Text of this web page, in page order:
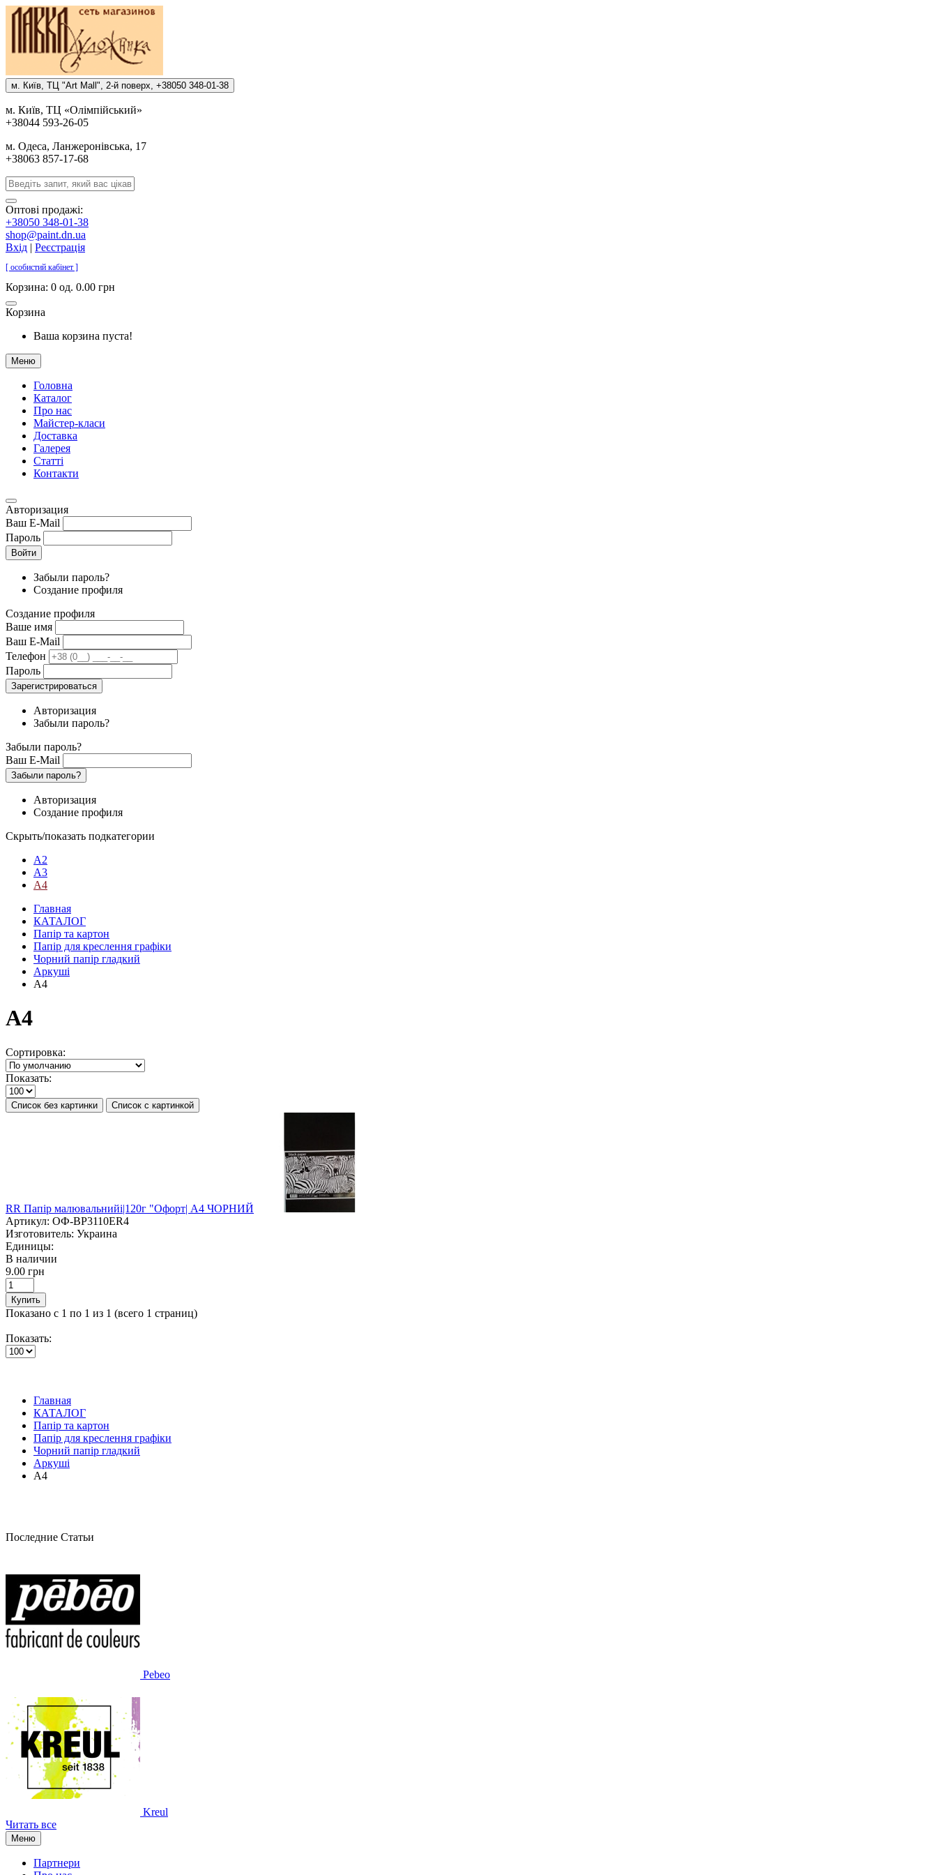
м. Киïв, ТЦ "Art Mall", 2-й поверх, +38050 348-01-38
м. Киïв, ТЦ «Олiмпiйський»
+38044 593-26-05
м. Одеса, Ланжеронiвська, 17
+38063 857-17-68
Оптові продажі:
+38050 348-01-38
shop@paint.dn.ua
Вхід | Реєстрація
[ особистий кабінет ]
Корзина: 0 од. 0.00 грн
Корзина
Ваша корзина пуста!
Меню
Головна
Каталог
Про нас
Майстер-класи
Доставка
Галерея
Статтi
Контакти
Авторизация
Ваш E-Mail
Пароль
Войти
Забыли пароль?
Создание профиля
Создание профиля
Ваше имя
Ваш E-Mail
Телефон
Пароль
Зарегистрироваться
Авторизация
Забыли пароль?
Забыли пароль?
Ваш E-Mail
Забыли пароль?
Авторизация
Создание профиля
Скрыть/показать подкатегории
А2
А3
А4
Главная
КАТАЛОГ
Папір та картон
Папір для креслення графіки
Чорний папір гладкий
Аркуші
А4
А4
Сортировка:
Показать:
Список без картинки Список с картинкой
RR Папір малювальнийі|120г "Офорт| А4 ЧОРНИЙ
Артикул: ОФ-ВР3110ЕR4
Изготовитель: Украина
Единицы:
В наличии
9.00 грн
Купить
Показано с 1 по 1 из 1 (всего 1 страниц)
Показать:
Главная
КАТАЛОГ
Папір та картон
Папір для креслення графіки
Чорний папір гладкий
Аркуші
А4
Последние Статьи
Pebeo
Kreul
Читать все
Меню
Партнери